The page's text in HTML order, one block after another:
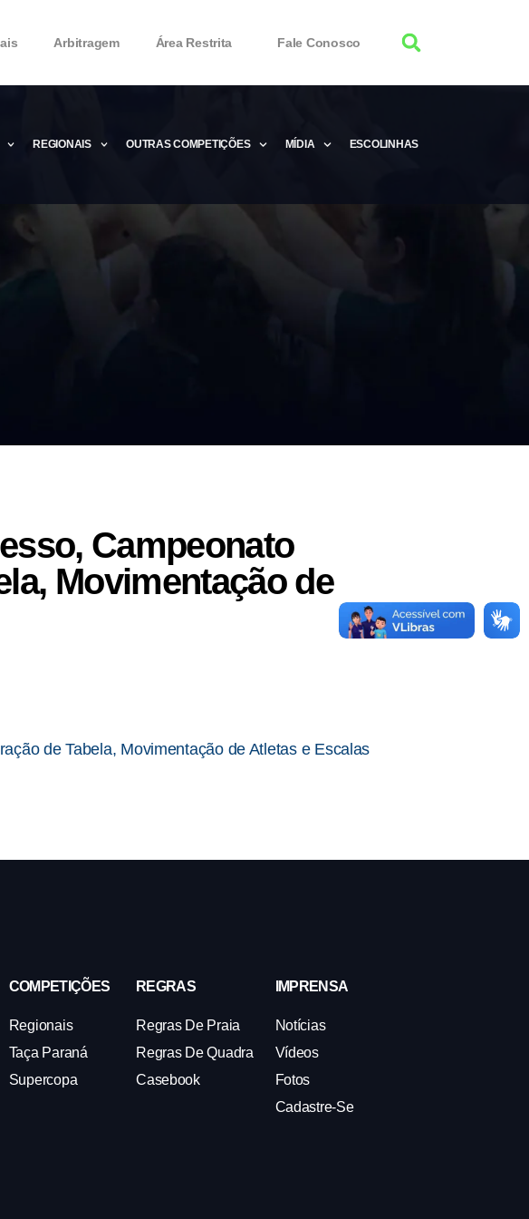
Arbitragem Área Restrita Fale Conosco
Key 2020 – Free Product Keys
REGIONAIS OUTRAS COMPETIÇÕES MÍDIA ESCOLINHAS
Campeonato
Movimentação de
de Tabela, Movimentação de Atletas e Escalas
COMPETIÇÕES
Regionais
Taça Paraná
Supercopa
REGRAS
Regras De Praia
Regras De Quadra
Casebook
IMPRENSA
Notícias
Vídeos
Fotos
Cadastre-Se